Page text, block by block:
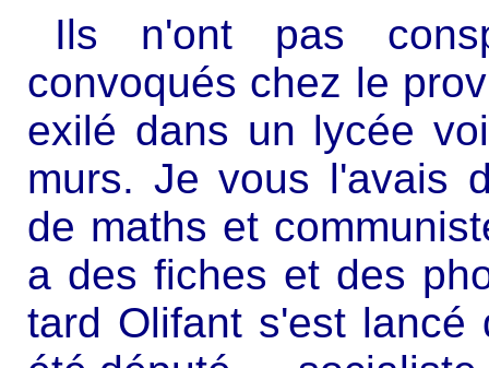
Ils n'ont pas
convoqués chez le
exilé dans un lycée
murs. Je vous l'avais
de maths et
a des fiches et des
tard Olifant s'est